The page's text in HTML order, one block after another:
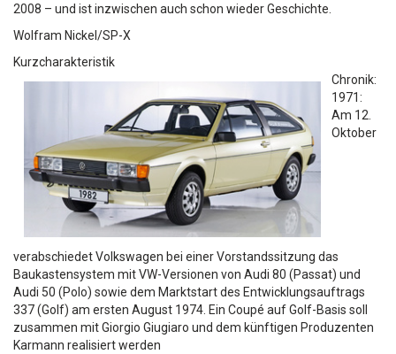
2008 – und ist inzwischen auch schon wieder Geschichte.
Wolfram Nickel/SP-X
Kurzcharakteristik
Chronik:
1971:
Am 12.
Oktober
verabschiedet Volkswagen bei einer Vorstandssitzung das
Baukastensystem mit VW-Versionen von Audi 80 (Passat) und
Audi 50 (Polo) sowie dem Marktstart des Entwicklungsauftrags
337 (Golf) am ersten August 1974. Ein Coupé auf Golf-Basis soll
zusammen mit Giorgio Giugiaro und dem künftigen Produzenten
Karmann realisiert werden